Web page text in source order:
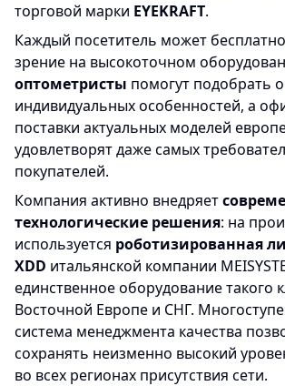
торговой марки EYEKRAFT.
Каждый посетитель может
зрение на высокоточном
оптометристы помогут подобрать
индивидуальных особенностей, а
поставки актуальных моделей
удовлетворят даже самых
покупателей.
Компания активно внедряет
технологические решения: на
используется роботизированная
XDD итальянской компании
единственное оборудование такого
Восточной Европе и СНГ.
система менеджмента качества
сохранять неизменно высокий
во всех регионах присутствия сети.